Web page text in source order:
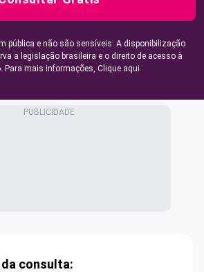
pública e não são sensíveis. A disponibilização
a legislação brasileira e o direito de acesso à
Para mais informações, Clique aqui.
consulta: